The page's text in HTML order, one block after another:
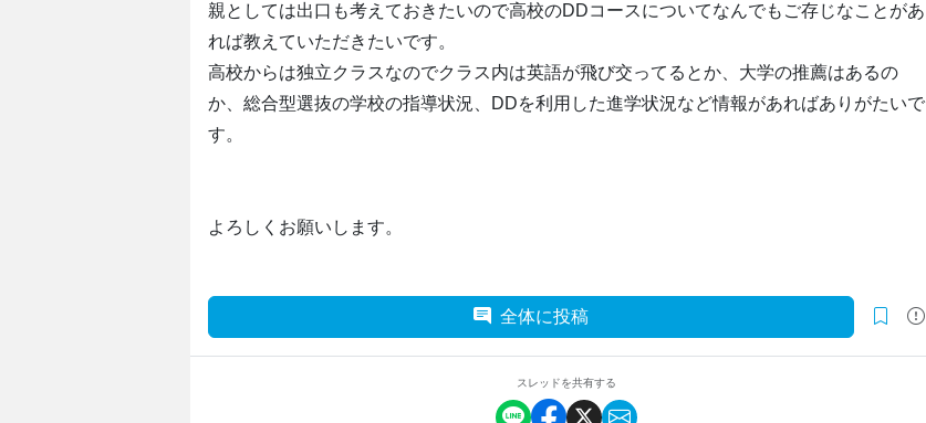
親としては出口も考えておきたいので高校のDDコースについてなんでもご存じなことがあ
れば教えていただきたいです。
高校からは独立クラスなのでクラス内は英語が飛び交ってるとか、大学の推薦はあるの
か、総合型選抜の学校の指導状況、DDを利用した進学状況など情報があればありがたいで
す。
よろしくお願いします。
全体に投稿
スレッドを共有する